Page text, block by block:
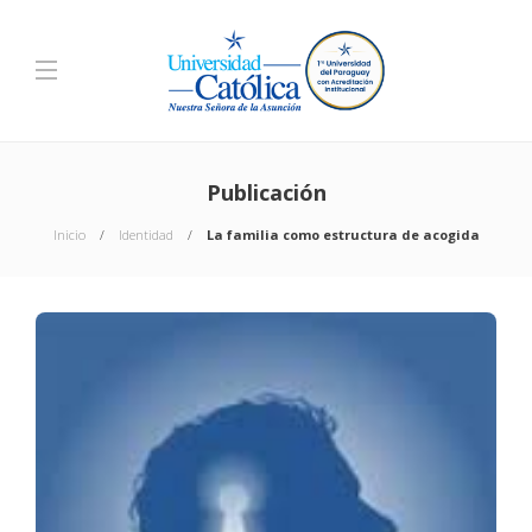
Publicación
Inicio Identidad La familia como estructura de acogida